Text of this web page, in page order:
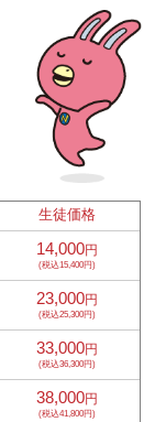
生徒価格
14,000円
(税込15,400円)
23,000円
(税込25,300円)
33,000円
(税込36,300円)
38,000円
(税込41,800円)